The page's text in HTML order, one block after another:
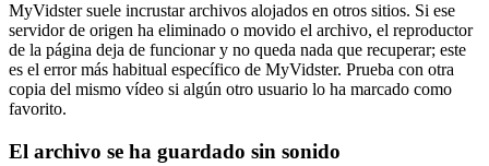
MyVidster suele incrustar archivos alojados en otros sitios. Si ese
servidor de origen ha eliminado o movido el archivo, el reproductor
de la página deja de funcionar y no queda nada que recuperar; este
es el error más habitual específico de MyVidster. Prueba con otra
copia del mismo vídeo si algún otro usuario lo ha marcado como
favorito.
El archivo se ha guardado sin sonido